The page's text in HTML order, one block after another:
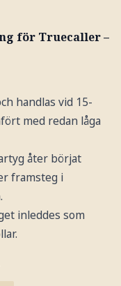
för Truecaller –
handlas vid 15-
med redan låga
åter börjat
framsteg i
inleddes som